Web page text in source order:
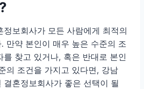
정보회사가 모든 사람에게 최적의
만약 본인이 매우 높은 수준의 조
를 찾고 있거나, 혹은 반대로 본인
의 조건을 가지고 있다면, 강남
결혼정보회사가 좋은 선택이 될